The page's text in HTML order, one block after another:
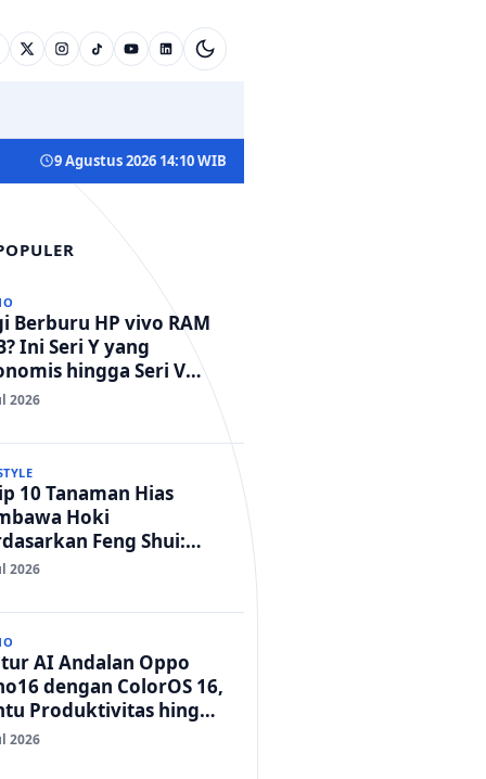
9 Agustus 2026 14:10 WIB
Berburu HP vivo RAM
Ini Seri Y yang
hingga Seri V
Militer!
2026
10 Tanaman Hias
Hoki
Feng Shui:
Adem dan Rezeki
2026
AI Andalan Oppo
dengan ColorOS 16,
Produktivitas hingga
Foto Lebih Praktis
2026